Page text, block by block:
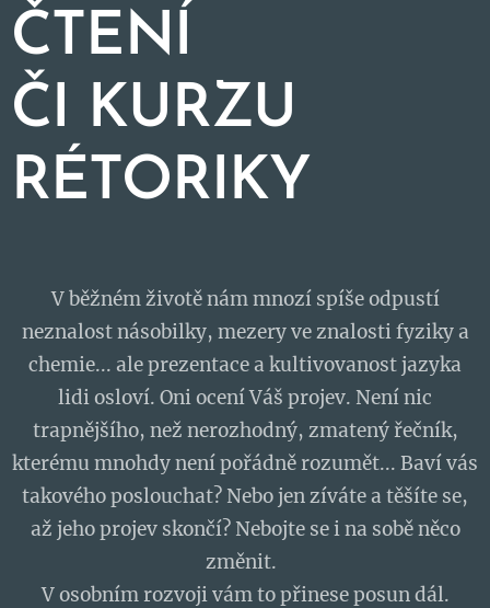
ČTENÍ
ČI KURZU
RÉTORIKY
V běžném životě nám mnozí spíše odpustí
neznalost násobilky, mezery ve znalosti fyziky a
chemie... ale prezentace a kultivovanost jazyka
lidi osloví. Oni ocení Váš projev. Není nic
trapnějšího, než nerozhodný, zmatený řečník,
kterému mnohdy není pořádně rozumět... Baví vás
takového poslouchat? Nebo jen zíváte a těšíte se,
až jeho projev skončí? Nebojte se i na sobě něco
změnit.
V osobním rozvoji vám to přinese posun dál.